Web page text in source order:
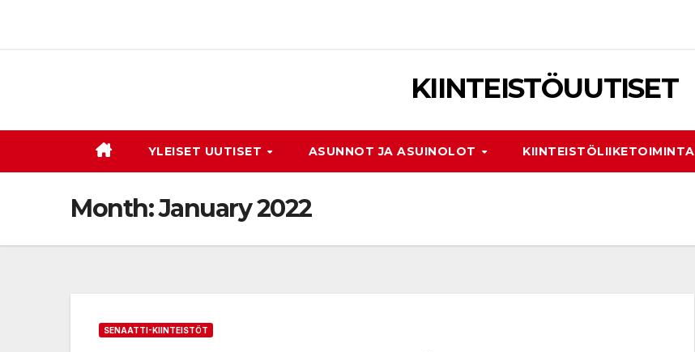
KIINTEISTÖUUTISET
YLEISET UUTISET ASUNNOT JA ASUINOLOT KIINTEISTÖLIIKETOIMINTA
Month:January 2022
SENAATTI-KIINTEISTÖT